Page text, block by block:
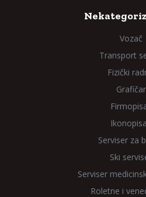
Vozač
Transport
Fizički
Grafičar
Serviser za
Ski
Serviser
Roletne i